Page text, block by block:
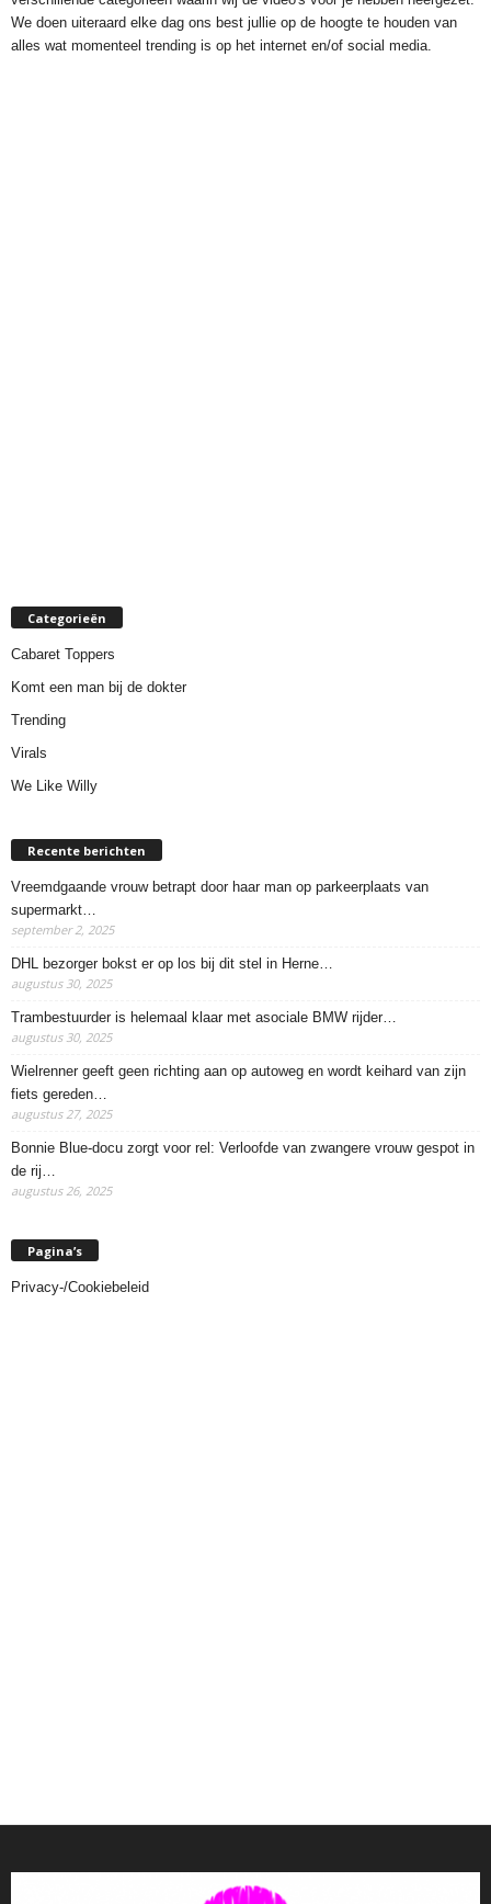
We doen uiteraard elke dag ons best jullie op de hoogte te houden van
alles wat momenteel trending is op het internet en/of social media.
Categorieën
Cabaret Toppers
Komt een man bij de dokter
Trending
Virals
We Like Willy
Recente berichten
Vreemdgaande vrouw betrapt door haar man op parkeerplaats van
supermarkt…
september 2, 2025
DHL bezorger bokst er op los bij dit stel in Herne…
augustus 30, 2025
Trambestuurder is helemaal klaar met asociale BMW rijder…
augustus 30, 2025
Wielrenner geeft geen richting aan op autoweg en wordt keihard van zijn
fiets gereden…
augustus 27, 2025
Bonnie Blue-docu zorgt voor rel: Verloofde van zwangere vrouw gespot in
de rij…
augustus 26, 2025
Pagina’s
Privacy-/Cookiebeleid